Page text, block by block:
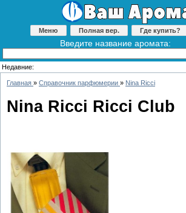
Меню Полная вер. Где купить?
Введите название аромата:
Недавние:
Главная » Справочник парфюмерии » Nina Ricci
Nina Ricci Ricci Club